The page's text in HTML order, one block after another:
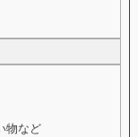
物など